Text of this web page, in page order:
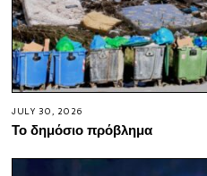
JULY 30, 2026
Το δημόσιο πρόβλημα